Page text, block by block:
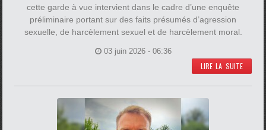
cette garde à vue intervient dans le cadre d’une enquête
préliminaire portant sur des faits présumés d’agression
sexuelle, de harcèlement sexuel et de harcèlement moral.
03 juin 2026 - 06:36
LIRE LA SUITE